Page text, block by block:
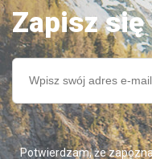
Zapisz
Potwierdzam, że